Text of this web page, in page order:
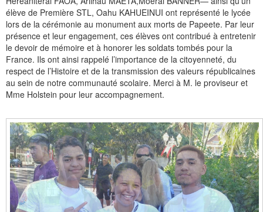
élève de Première STL, Oahu KAHUEINUI ont représenté le lycée
lors de la cérémonie au monument aux morts de Papeete. Par leur
présence et leur engagement, ces élèves ont contribué à entretenir
le devoir de mémoire et à honorer les soldats tombés pour la
France. Ils ont ainsi rappelé l’importance de la citoyenneté, du
respect de l’Histoire et de la transmission des valeurs républicaines
au sein de notre communauté scolaire. Merci à M. le proviseur et
Mme Holstein pour leur accompagnement.
Images
slideshow